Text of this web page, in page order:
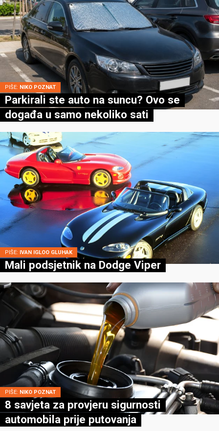
PIŠE: NIKO POZNAT
Parkirali ste auto na suncu? Ovo se
događa u samo nekoliko sati
PIŠE: IVAN IGLOO GLUHAK
Mali podsjetnik na Dodge Viper
PIŠE: NIKO POZNAT
8 savjeta za provjeru sigurnosti
automobila prije putovanja